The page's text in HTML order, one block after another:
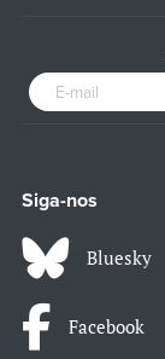
Siga-nos
Bluesky
Facebook